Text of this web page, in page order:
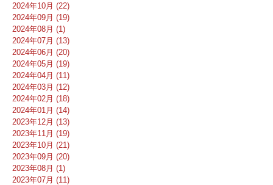
2024年10月 (22)
2024年09月 (19)
2024年08月 (1)
2024年07月 (13)
2024年06月 (20)
2024年05月 (19)
2024年04月 (11)
2024年03月 (12)
2024年02月 (18)
2024年01月 (14)
2023年12月 (13)
2023年11月 (19)
2023年10月 (21)
2023年09月 (20)
2023年08月 (1)
2023年07月 (11)